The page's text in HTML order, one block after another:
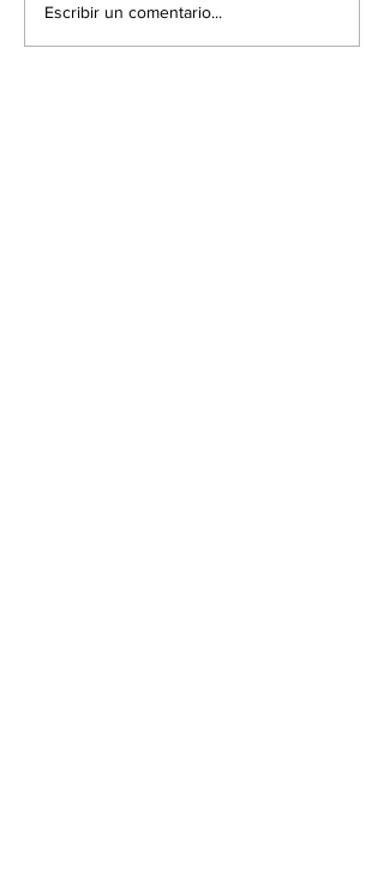
Así cerró en julio el
mapa del riesgo país en
Escribir un comentario...